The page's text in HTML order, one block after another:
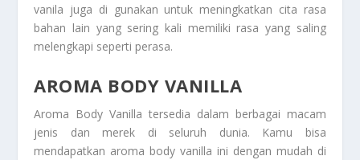
vanila juga di gunakan untuk meningkatkan cita rasa
bahan lain yang sering kali memiliki rasa yang saling
melengkapi seperti perasa.
AROMA BODY VANILLA
Aroma Body Vanilla tersedia dalam berbagai macam
jenis dan merek di seluruh dunia. Kamu bisa
mendapatkan aroma body vanilla ini dengan mudah di